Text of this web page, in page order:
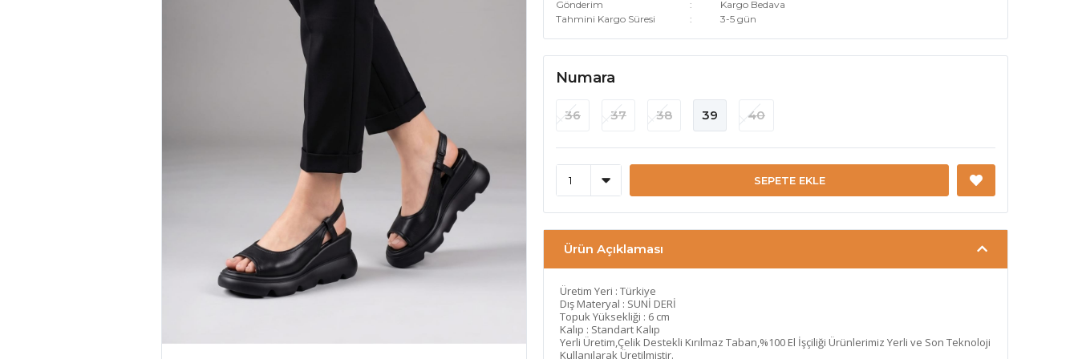
Gönderim
Kargo Bedava
Tahmini Kargo Süresi
3-5 gün
Numara
36 37 38 39 40
SEPETE EKLE
Ürün Açıklaması
Üretim Yeri : Türkiye
Dış Materyal : SUNİ DERİ
Topuk Yüksekliği : 6 cm
Kalıp : Standart Kalıp
Yerli Üretim,Çelik Destekli Kırılmaz Taban,%100 El İşçiliği Ürünlerimiz Yerli ve Son Teknoloji
Kullanılarak Üretilmiştir.